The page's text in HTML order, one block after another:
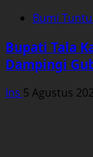
Bumi
Bupati Tala
Dampingi
Ins 5 Agustus